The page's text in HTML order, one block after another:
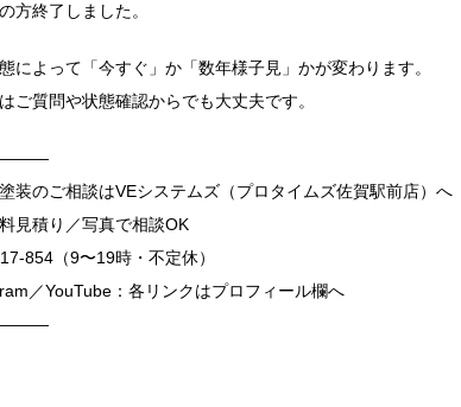
方終了しました。
によって「今すぐ」か「数年様子見」かが変わります。
ご質問や状態確認からでも大丈夫です。
装のご相談はVEシステムズ（プロタイムズ佐賀駅前店）へ
見積り／写真で相談OK
854（9〜19時・不定休）
／YouTube：各リンクはプロフィール欄へ